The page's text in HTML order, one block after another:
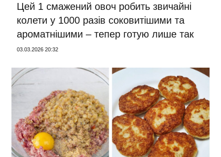
Цей 1 смажений овоч робить звичайні
колети у 1000 разів соковитішими та
ароматнішими – тепер готую лише так
03.03.2026 20:32